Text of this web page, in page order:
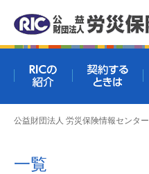
公益財団法人 労災保険情報センター
一覧